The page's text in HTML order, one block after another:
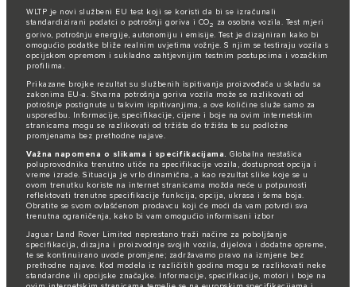
WLTP je novi službeni EU test koji se koristi da bi se izračunali
standardizirani podatci o potrošnji goriva i CO2
za osobna vozila. Test mjeri
gorivo, potrošnju energije, autonomiju i emisije. Test je dizajniran kako bi
omogućio podatke bliže realnim uvjetima vožnje. S njim se testiraju vozila s
opcijskom opremom i sukladno zahtjevnijim testnim postupcima i vozačkim
profilima.
Prikazane brojke rezultat su službenih ispitivanja proizvođača u skladu sa
zakonima EU-a. Stvarna potrošnja goriva vozila može se razlikovati od
potrošnje postignute u takvim ispitivanjima, a ove količine služe samo za
usporedbu. Informacije, specifikacije, cijene i boje na ovim internetskim
stranicama mogu se razlikovati od tržišta do tržišta te su podložne
promjenama bez prethodne najave.
Važna napomena o slikama i specifikacijama. Globalna nestašica
poluprovodnika trenutno utiče na specifikacije vozila, dostupnost opcija i
vreme izrade. Situacija je vrlo dinamična, a kao rezultat slike koje se u
ovom trenutku koriste na internet stranicama možda neće u potpunosti
reflektovati trenutne specifikacije funkcija, opcija, ukrasa i šema boja.
Obratite se svom ovlašćenom prodavcu koji će moći da vam potvrdi sva
trenutna ograničenja, kako bi vam omogućio informisani izbor
Jaguar Land Rover Limited neprestano traži načine za poboljšanje
specifikacija, dizajna i proizvodnje svojih vozila, dijelova i dodatne opreme,
te se kontinuirano uvode promjene; zadržavamo pravo na izmjene bez
prethodne najave. Kod modela iz različitih godina mogu se razlikovati neke
standardne ili opcijske značajke. Informacije, specifikacije, motori i boje na